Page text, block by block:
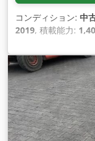
コンディション: 中
2019, 積載能力: